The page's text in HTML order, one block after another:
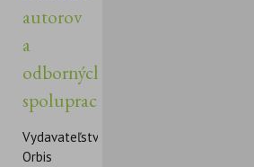
autorov
a
odborných
spolupracovníkov
Vydavateľstvo
Orbis